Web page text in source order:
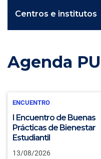
Centros e institutos
Agenda
ENCUENTRO
I Encuentro de Buenas
Prácticas de Bienestar
Estudiantil
13/08/2026